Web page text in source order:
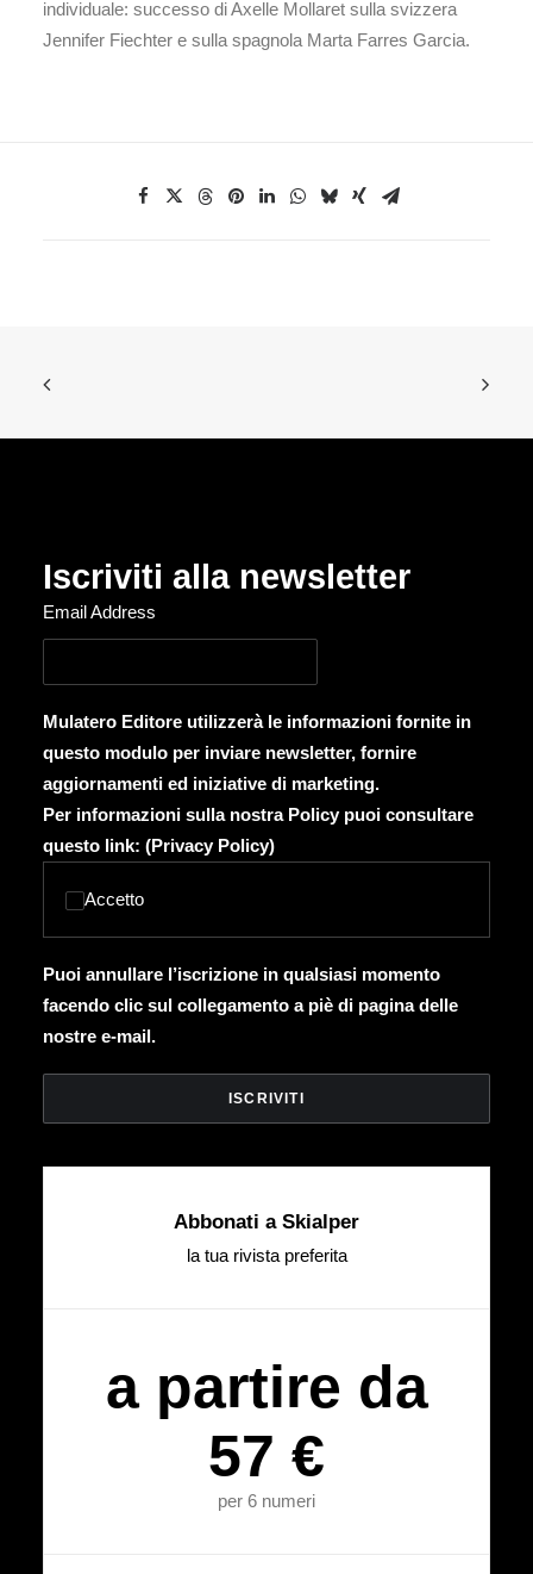
individuale: successo di Axelle Mollaret sulla svizzera
Jennifer Fiechter e sulla spagnola Marta Farres Garcia.
Iscriviti alla newsletter
Email Address
Mulatero Editore utilizzerà le informazioni fornite in
questo modulo per inviare newsletter, fornire
aggiornamenti ed iniziative di marketing.
Per informazioni sulla nostra Policy puoi consultare
questo link: (Privacy Policy)
Accetto
Puoi annullare l’iscrizione in qualsiasi momento
facendo clic sul collegamento a piè di pagina delle
nostre e-mail.
Abbonati a Skialper
la tua rivista preferita
a partire da
57 €
per 6 numeri